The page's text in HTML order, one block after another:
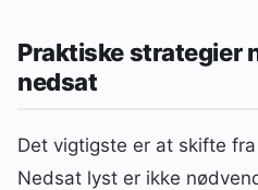
Praktiske strategier
nedsat
Det vigtigste er at skifte
Nedsat lyst er ikke